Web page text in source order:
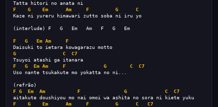
Tatta hitori no anata ni
F
G Em Am F G
C
Kaze ni yureru himawari zutto soba ni iru yo
(interlude) F   G   Em   Am   F   G   Em
F G Em Am
F
Daisuki to ietara kowagarazu motto
G
C
C7
Tsuyoi atashi ga itanara
F
G Em Am F G C
C7
Uso nante tsukakute mo yokatta no ni...
(refrão)
F G Em Am F G C
C7
aitakute doushiyou mo nai omoi wa ashita no sora ni kiete yuku
F
G Em Am F G C
C7